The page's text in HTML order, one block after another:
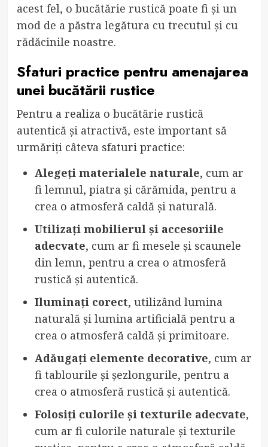
acest fel, o bucătărie rustică poate fi și un
mod de a păstra legătura cu trecutul și cu
rădăcinile noastre.
Sfaturi practice pentru amenajarea
unei bucătării rustice
Pentru a realiza o bucătărie rustică
autentică și atractivă, este important să
urmăriți câteva sfaturi practice:
Alegeți materialele naturale, cum ar
fi lemnul, piatra și cărămida, pentru a
crea o atmosferă caldă și naturală.
Utilizați mobilierul și accesoriile
adecvate, cum ar fi mesele și scaunele
din lemn, pentru a crea o atmosferă
rustică și autentică.
Iluminați corect, utilizând lumina
naturală și lumina artificială pentru a
crea o atmosferă caldă și primitoare.
Adăugați elemente decorative, cum ar
fi tablourile și șezlongurile, pentru a
crea o atmosferă rustică și autentică.
Folosiți culorile și texturile adecvate,
cum ar fi culorile naturale și texturile